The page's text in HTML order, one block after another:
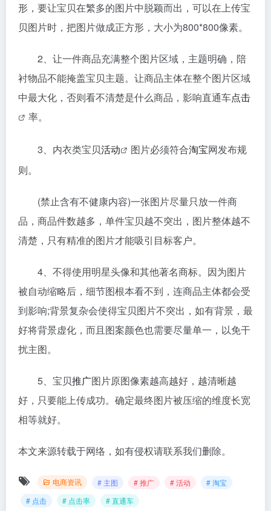
形，要让宝贝在繁多的图片中脱颖而出，可以在上传宝
贝图片时，把图片做成正方形，大小为800*800像素。
2、让一件商品充满整个图片区域，主题明确，陪
衬物品不能掩盖宝贝主题。让商品主体在整个图片区域
中最大化，否则看不清楚是什么商品，影响直通车点击
率。
3、内衣类宝贝活动 图片必须符合淘宝网发布规
则。
(禁止含有不健康内容)一张图片尽量只放一件商
品，商品件数越多，单件宝贝越不突出，图片整体越不
清楚，只有精准的图片才能吸引目标客户。
4、不得使用明星头像和其他著名商标。因为图片
被自动缩略后，细节图根本看不到，连商品主体都会受
到影响;背景复杂会使得宝贝图片不突出，如有背景，最
好将背景虚化，而且图案颜色也需要尽量单一，以免干
扰主图。
5、宝贝推广图片原图像素越高越好，越清晰越
好，只要能上传成功。确定最终图片被压缩的维度长宽
相等就好。
本文来源转载于网络，如有侵权请联系我们删除。
电商资讯 # 主图 # 推广 # 活动
# 淘宝
# 点击
# 点击率 # 直通车